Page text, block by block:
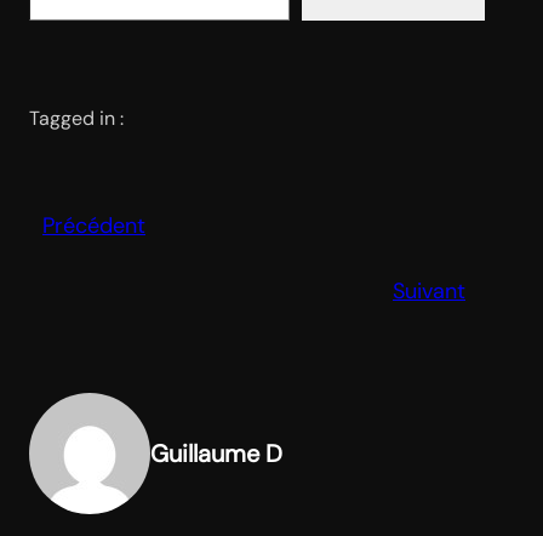
Tagged in :
Précédent
Suivant
Guillaume D